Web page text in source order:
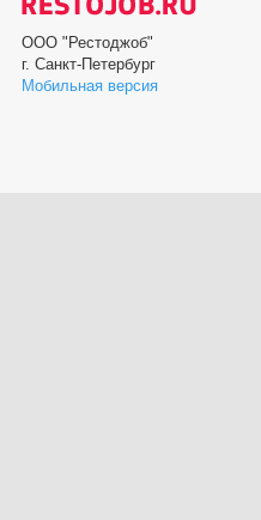
ООО "Рестоджоб"
г. Санкт-Петербург
Мобильная версия